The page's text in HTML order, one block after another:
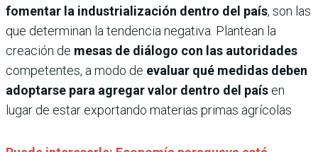
fomentar la industrialización dentro del país, son las
que determinan la tendencia negativa. Plantean la
creación de mesas de diálogo con las autoridades
competentes, a modo de evaluar qué medidas deben
adoptarse para agregar valor dentro del país en
lugar de estar exportando materias primas agrícolas